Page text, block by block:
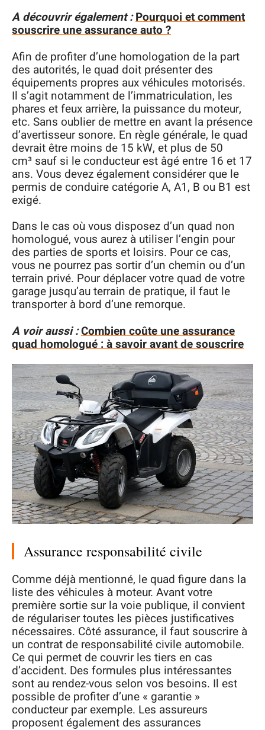
A découvrir également :Pourquoi et comment
souscrire une assurance auto ?
Afin de profiter d’une homologation de la part
des autorités, le quad doit présenter des
équipements propres aux véhicules motorisés.
Il s’agit notamment de l’immatriculation, les
phares et feux arrière, la puissance du moteur,
etc. Sans oublier de mettre en avant la présence
d’avertisseur sonore. En règle générale, le quad
devrait être moins de 15 kW, et plus de 50
cm³ sauf si le conducteur est âgé entre 16 et 17
ans. Vous devez également considérer que le
permis de conduire catégorie A, A1, B ou B1 est
exigé.
Dans le cas où vous disposez d’un quad non
homologué, vous aurez à utiliser l’engin pour
des parties de sports et loisirs. Pour ce cas,
vous ne pourrez pas sortir d’un chemin ou d’un
terrain privé. Pour déplacer votre quad de votre
garage jusqu’au terrain de pratique, il faut le
transporter à bord d’une remorque.
A voir aussi :Combien coûte une assurance
quad homologué : à savoir avant de souscrire
Assurance responsabilité civile
Comme déjà mentionné, le quad figure dans la
liste des véhicules à moteur. Avant votre
première sortie sur la voie publique, il convient
de régulariser toutes les pièces justificatives
nécessaires. Côté assurance, il faut souscrire à
un contrat de responsabilité civile automobile.
Ce qui permet de couvrir les tiers en cas
d’accident. Des formules plus intéressantes
sont au rendez-vous selon vos besoins. Il est
possible de profiter d’une « garantie »
conducteur par exemple. Les assureurs
proposent également des assurances